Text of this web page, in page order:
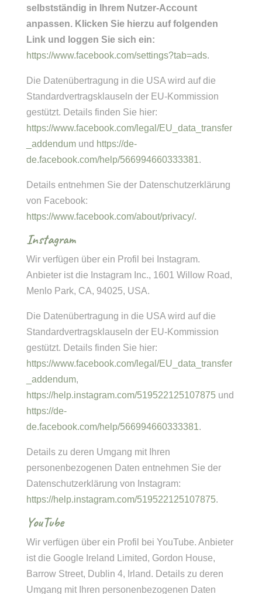
selbstständig in Ihrem Nutzer-Account
anpassen. Klicken Sie hierzu auf folgenden
Link und loggen Sie sich ein:
https://www.facebook.com/settings?tab=ads.
Die Datenübertragung in die USA wird auf die
Standardvertragsklauseln der EU-Kommission
gestützt. Details finden Sie hier:
https://www.facebook.com/legal/EU_data_transfer
_addendumund https://de-
de.facebook.com/help/566994660333381.
Details entnehmen Sie der Datenschutzerklärung
von Facebook:
https://www.facebook.com/about/privacy/.
Instagram
Wir verfügen über ein Profil bei Instagram.
Anbieter ist die Instagram Inc., 1601 Willow Road,
Menlo Park, CA, 94025, USA.
Die Datenübertragung in die USA wird auf die
Standardvertragsklauseln der EU-Kommission
gestützt. Details finden Sie hier:
https://www.facebook.com/legal/EU_data_transfer
_addendum,
https://help.instagram.com/519522125107875 und
https://de-
de.facebook.com/help/566994660333381.
Details zu deren Umgang mit Ihren
personenbezogenen Daten entnehmen Sie der
Datenschutzerklärung von Instagram:
https://help.instagram.com/519522125107875.
YouTube
Wir verfügen über ein Profil bei YouTube. Anbieter
ist die Google Ireland Limited, Gordon House,
Barrow Street, Dublin 4, Irland. Details zu deren
Umgang mit Ihren personenbezogenen Daten